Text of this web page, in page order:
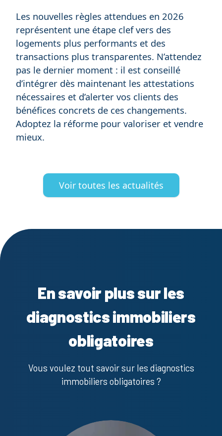
Les nouvelles règles attendues en 2026
représentent une étape clef vers des
logements plus performants et des
transactions plus transparentes. N’attendez
pas le dernier moment : il est conseillé
d’intégrer dès maintenant les attestations
nécessaires et d’alerter vos clients des
bénéfices concrets de ces changements.
Adoptez la réforme pour valoriser et vendre
mieux.
Voir toutes les actualités
En savoir plus sur les
diagnostics immobiliers
obligatoires
Vous voulez tout savoir sur les diagnostics
immobiliers obligatoires ?